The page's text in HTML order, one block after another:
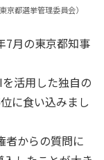
京都選挙管理委員会）
7月の東京都知事
を活用した独自の
に食い込みまし
者からの質問に